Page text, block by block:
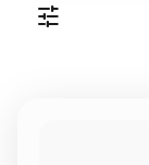
tune